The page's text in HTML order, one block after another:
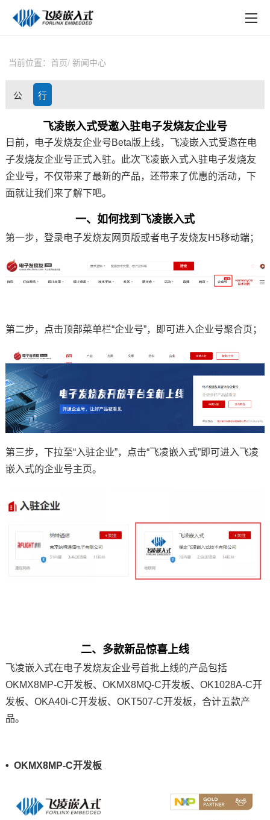
技术与支持
在线文档
方案定制
淘宝商城
新闻中心
在线购买
当前位置： 首页 新闻中心
公
动
态
行
业
资
讯
飞凌嵌入式受邀入驻电子发烧友企业号
日前，电子发烧友企业号Beta版上线， 飞凌嵌入式受邀在电
子发烧友企业号正式入驻。
此次飞凌嵌入式入驻电子发烧友
企业号，不仅带来了最新的产品，还带来了优惠的活动，下
面就让我们来了解下吧。
一、如何找到飞凌嵌入式
第一步，登录电子发烧友网页版或者电子发烧友H5移动端；
第二步，点击顶部菜单栏“企业号”，即可进入企业号聚合页；
第三步，下拉至“入驻企业”，点击“飞凌嵌入式”即可进入飞凌
嵌入式的企业号主页。
二、多款新品惊喜上线
飞凌嵌入式在电子发烧友企业号首批上线的产品包括
OKMX8MP-C开发板、OKMX8MQ-C开发板、OK1028A-C开
发板、OKA40i-C开发板、OKT507-C开发板，合计五款产
品。
• OKMX8MP-C开发板